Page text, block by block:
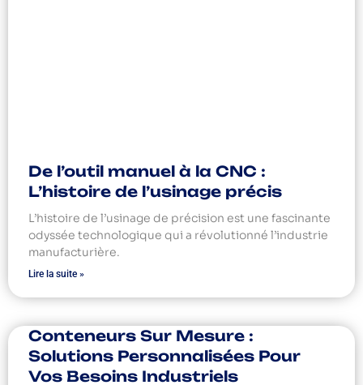
De l’outil manuel à la CNC :
L’histoire de l’usinage précis
L’histoire de l’usinage de précision est une fascinante
odyssée technologique qui a révolutionné l’industrie
manufacturière.
Lire la suite »
Conteneurs Sur Mesure :
Solutions Personnalisées Pour
Vos Besoins Industriels